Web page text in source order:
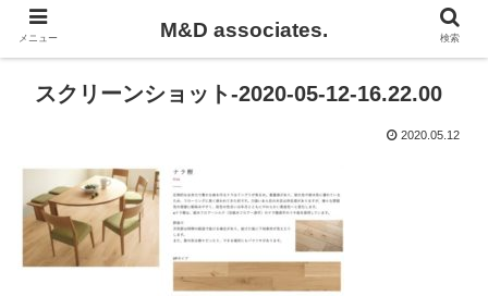
スクリーンショット-2020-05-12-16.22.00
2020.05.12
メニュー M&D associates. 検索